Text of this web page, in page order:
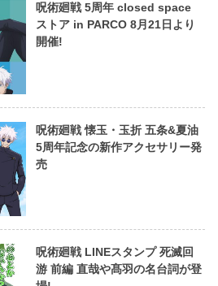
呪術廻戦 5周年 closed space
ストア in PARCO 8月21日より
開催!
呪術廻戦 懐玉・玉折 五条&夏油
5周年記念の新作アクセサリー発
売
呪術廻戦 LINEスタンプ 死滅回
游 前編 直哉や髙羽の名台詞が登